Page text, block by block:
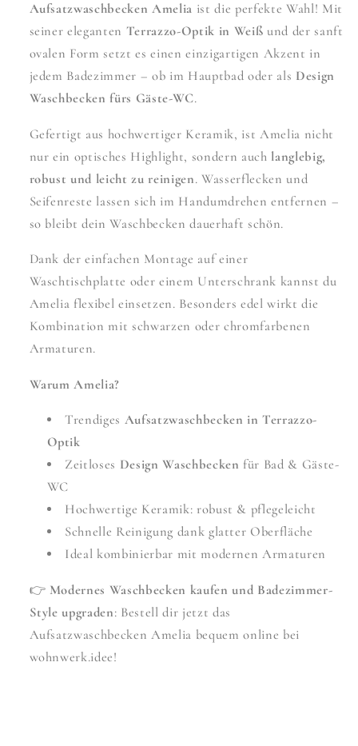
Aufsatzwaschbecken Amelia ist die perfekte Wahl! Mit
seiner eleganten Terrazzo-Optik in Weiß und der sanft
ovalen Form setzt es einen einzigartigen Akzent in
jedem Badezimmer – ob im Hauptbad oder als Design
Waschbecken fürs Gäste-WC.
Gefertigt aus hochwertiger Keramik, ist Amelia nicht
nur ein optisches Highlight, sondern auchlanglebig,
robust und leicht zu reinigen. Wasserflecken und
Seifenreste lassen sich im Handumdrehen entfernen –
so bleibt dein Waschbecken dauerhaft schön.
Dank der einfachen Montage auf einer
Waschtischplatte oder einem Unterschrank kannst du
Amelia flexibel einsetzen. Besonders edel wirkt die
Kombination mit schwarzen oder chromfarbenen
Armaturen.
Warum Amelia?
Trendiges Aufsatzwaschbecken in Terrazzo-
Optik
Zeitloses Design Waschbecken für Bad & Gäste-
WC
Hochwertige Keramik: robust & pflegeleicht
Schnelle Reinigung dank glatter Oberfläche
Ideal kombinierbar mit modernen Armaturen
👉 Modernes Waschbecken kaufen und Badezimmer-
Style upgraden: Bestell dir jetzt das
Aufsatzwaschbecken Amelia bequem online bei
wohnwerk.idee!